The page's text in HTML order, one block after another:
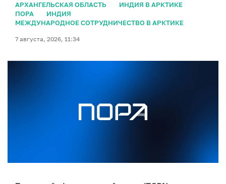
АРХАНГЕЛЬСКАЯ ОБЛАСТЬ
ИНДИЯ В АРКТИКЕ
ПОРА
ИНДИЯ
МЕЖДУНАРОДНОЕ СОТРУДНИЧЕСТВО В АРКТИКЕ
7 августа, 2026, 11:34